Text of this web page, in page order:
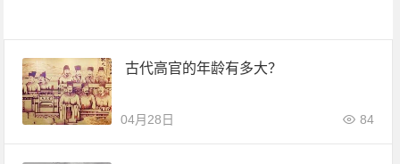
古代高官的年龄有多大？
04月28日 84